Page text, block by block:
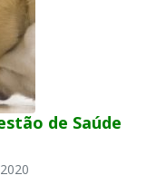
de Saúde